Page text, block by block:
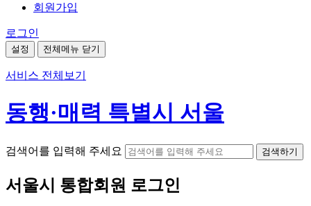
회원가입
로그인
설정 전체메뉴 닫기
서비스 전체보기
동행·매력 특별시 서울
검색어를 입력해 주세요 검색하기
서울시 통합회원 로그인